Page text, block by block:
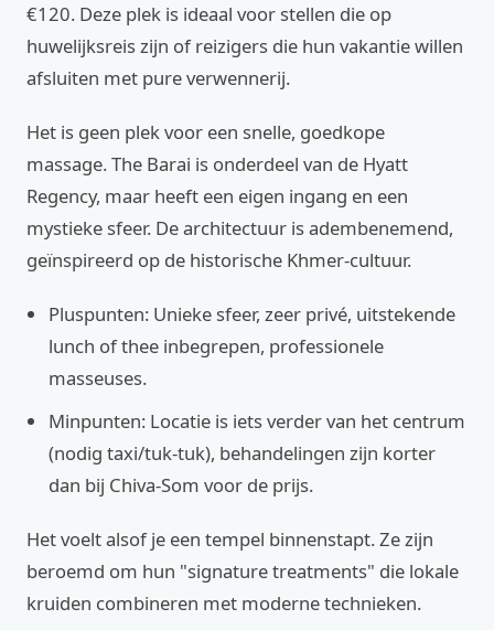
€120. Deze plek is ideaal voor stellen die op
huwelijksreis zijn of reizigers die hun vakantie willen
afsluiten met pure verwennerij.
Het is geen plek voor een snelle, goedkope
massage. The Barai is onderdeel van de Hyatt
Regency, maar heeft een eigen ingang en een
mystieke sfeer. De architectuur is adembenemend,
geïnspireerd op de historische Khmer-cultuur.
Pluspunten: Unieke sfeer, zeer privé, uitstekende
lunch of thee inbegrepen, professionele
masseuses.
Minpunten: Locatie is iets verder van het centrum
(nodig taxi/tuk-tuk), behandelingen zijn korter
dan bij Chiva-Som voor de prijs.
Het voelt alsof je een tempel binnenstapt. Ze zijn
beroemd om hun "signature treatments" die lokale
kruiden combineren met moderne technieken.